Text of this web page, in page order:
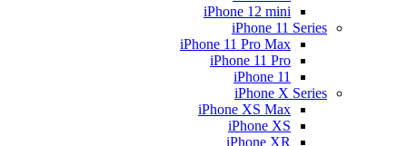
iPhone 12 mini
iPhone 11 Series
iPhone 11 Pro Max
iPhone 11 Pro
iPhone 11
iPhone X Series
iPhone XS Max
iPhone XS
iPhone XR